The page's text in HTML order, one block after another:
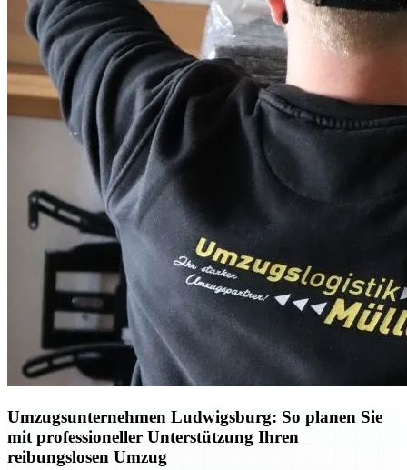
Umzugsunternehmen Ludwigsburg: So planen Sie
mit professioneller Unterstützung Ihren
reibungslosen Umzug